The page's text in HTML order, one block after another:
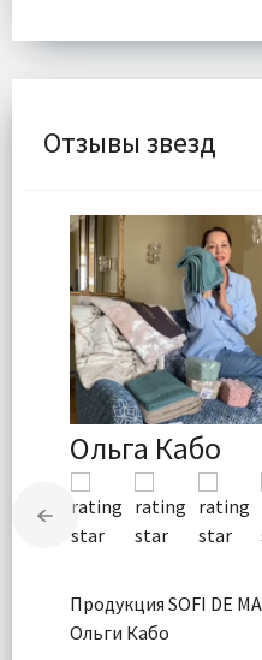
Отзывы звезд
Ольга Кабо
Продукция SOFI DE
Ольги Кабо